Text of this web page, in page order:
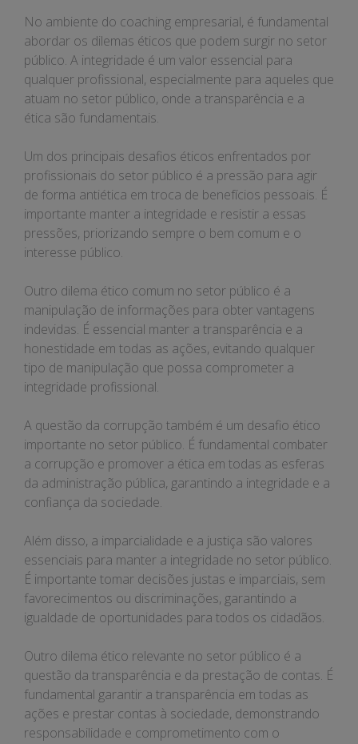
No ambiente do coaching empresarial, é fundamental
abordar os dilemas éticos que podem surgir no setor
público. A integridade é um valor essencial para
qualquer profissional, especialmente para aqueles que
atuam no setor público, onde a transparência e a
ética são fundamentais.
Um dos principais desafios éticos enfrentados por
profissionais do setor público é a pressão para agir
de forma antiética em troca de benefícios pessoais. É
importante manter a integridade e resistir a essas
pressões, priorizando sempre o bem comum e o
interesse público.
Outro dilema ético comum no setor público é a
manipulação de informações para obter vantagens
indevidas. É essencial manter a transparência e a
honestidade em todas as ações, evitando qualquer
tipo de manipulação que possa comprometer a
integridade profissional.
A questão da corrupção também é um desafio ético
importante no setor público. É fundamental combater
a corrupção e promover a ética em todas as esferas
da administração pública, garantindo a integridade e a
confiança da sociedade.
Além disso, a imparcialidade e a justiça são valores
essenciais para manter a integridade no setor público.
É importante tomar decisões justas e imparciais, sem
favorecimentos ou discriminações, garantindo a
igualdade de oportunidades para todos os cidadãos.
Outro dilema ético relevante no setor público é a
questão da transparência e da prestação de contas. É
fundamental garantir a transparência em todas as
ações e prestar contas à sociedade, demonstrando
responsabilidade e comprometimento com o